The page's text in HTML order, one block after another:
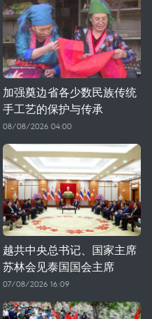
加强奠边省各少数民族传统
手工艺的保护与传承
08/08/2026 04:00
越共中央总书记、国家主席
苏林会见泰国国会主席
07/08/2026 16:09